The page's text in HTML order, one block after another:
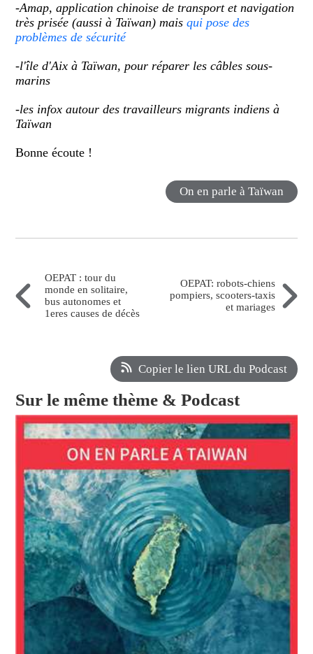
-Amap, application chinoise de transport et navigation
très prisée (aussi à Taïwan) maisqui pose des
problèmes de sécurité
-l'île d'Aix à Taïwan, pour réparer les câbles sous-
marins
-les infox autour des travailleurs migrants indiens à
Taïwan
Bonne écoute !
On en parle à Taïwan
OEPAT : tour du
monde en solitaire,
bus autonomes et
1eres causes de décès
OEPAT: robots-chiens
pompiers, scooters-taxis
et mariages
Copier le lien URL du Podcast
Sur le même thème & Podcast